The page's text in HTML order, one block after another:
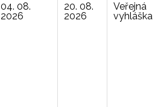
04. 08.
2026
20. 08.
2026
Veřejná
vyhláška